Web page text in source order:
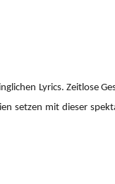
Lyrics. Zeitlose
setzen mit dieser